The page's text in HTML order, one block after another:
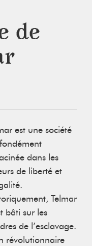
de
est une société
dans les
de liberté et
Telmar
bâti sur les
de l’esclavage.
révolutionnaire